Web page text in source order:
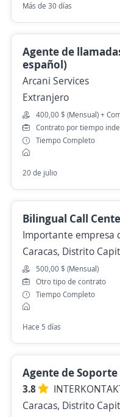
Más de 30 días
Agente de
español)
Arcani Services
Extranjero
400,00 $ (Mensual) +
Contrato por tiempo
Tiempo Completo
20 de julio
Bilingual Call
Importante empresa
Caracas, Distrito
500,00 $ (Mensual)
Otro tipo de contrato
Tiempo Completo
Hace 5 días
Agente de
3.8
Caracas, Distrito